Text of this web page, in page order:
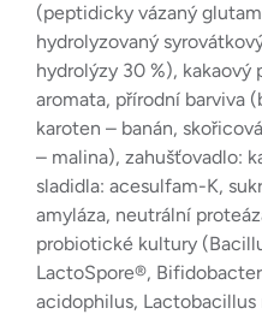
(peptidicky vázaný
hydrolyzovaný
hydrolýzy 30 %), kakaový
aromata, přírodní barviva
karoten – banán,
– malina), zahušťovadlo:
sladidla: acesulfam-K,
amyláza, neutrální
probiotické kultury
LactoSpore®,
acidophilus, Lactobacillus